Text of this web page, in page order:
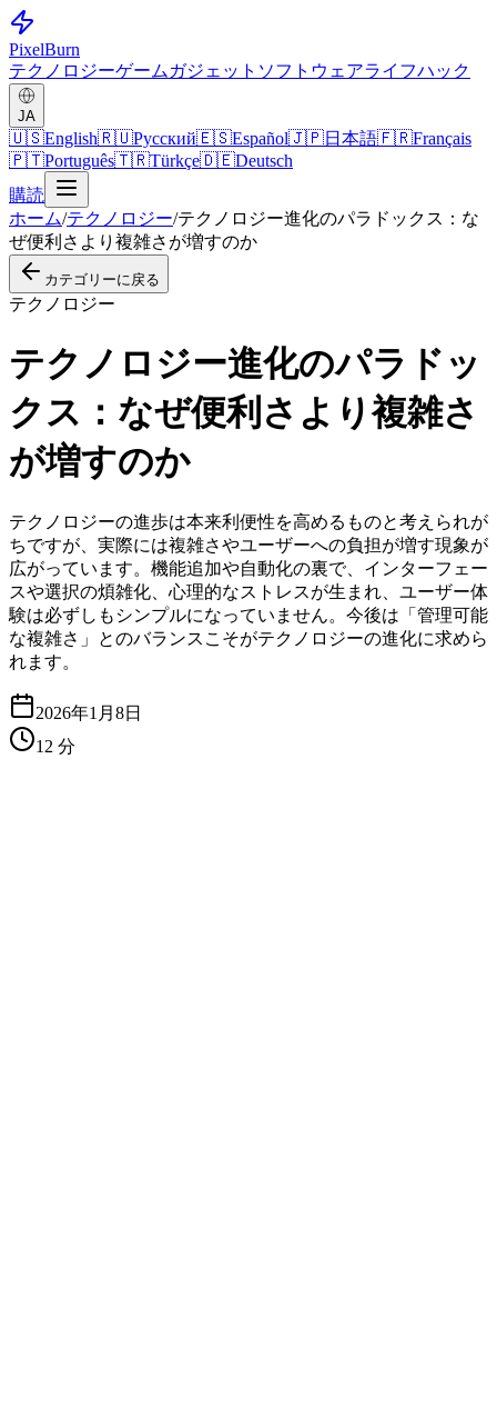
PixelBurn
テクノロジーゲーム ガジェット ソフトウェアライフハック
JA
🇺🇸English🇷🇺Русский🇪🇸Español🇯🇵日本語🇫🇷Français
🇵🇹Português🇹🇷Türkçe🇩🇪Deutsch
購読
ホーム/テクノロジー/テクノロジー進化のパラドックス：な
ぜ便利さより複雑さが増すのか
カテゴリーに戻る
テクノロジー
テクノロジー進化のパラドッ
クス：なぜ便利さより複雑さ
が増すのか
テクノロジーの進歩は本来利便性を高めるものと考えられが
ちですが、実際には複雑さやユーザーへの負担が増す現象が
広がっています。機能追加や自動化の裏で、インターフェー
スや選択の煩雑化、心理的なストレスが生まれ、ユーザー体
験は必ずしもシンプルになっていません。今後は「管理可能
な複雑さ」とのバランスこそがテクノロジーの進化に求めら
れます。
2026年1月8日
12 分